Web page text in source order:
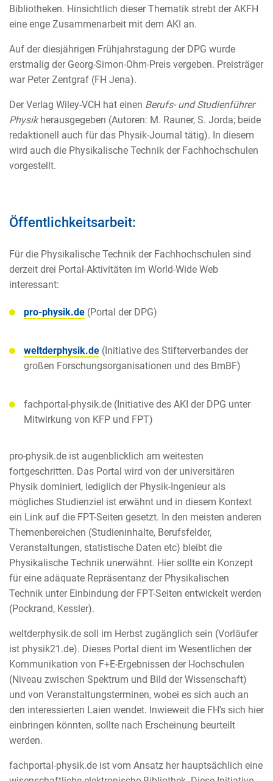
Bibliotheken. Hinsichtlich dieser Thematik strebt der AKFH
eine enge Zusammenarbeit mit dem AKI an.
Auf der diesjährigen Frühjahrstagung der DPG wurde
erstmalig der Georg-Simon-Ohm-Preis vergeben. Preisträger
war Peter Zentgraf (FH Jena).
Der Verlag Wiley-VCH hat einen Berufs- und Studienführer
Physikherausgegeben (Autoren: M. Rauner, S. Jorda; beide
redaktionell auch für das Physik-Journal tätig). In diesem
wird auch die Physikalische Technik der Fachhochschulen
vorgestellt.
Öffentlichkeitsarbeit:
Für die Physikalische Technik der Fachhochschulen sind
derzeit drei Portal-Aktivitäten im World-Wide Web
interessant:
pro-physik.de (Portal der DPG)
weltderphysik.de (Initiative des Stifterverbandes der
großen Forschungsorganisationen und des BmBF)
fachportal-physik.de (Initiative des AKI der DPG unter
Mitwirkung von KFP und FPT)
pro-physik.de ist augenblicklich am weitesten
fortgeschritten. Das Portal wird von der universitären
Physik dominiert, lediglich der Physik-Ingenieur als
mögliches Studienziel ist erwähnt und in diesem Kontext
ein Link auf die FPT-Seiten gesetzt. In den meisten anderen
Themenbereichen (Studieninhalte, Berufsfelder,
Veranstaltungen, statistische Daten etc) bleibt die
Physikalische Technik unerwähnt. Hier sollte ein Konzept
für eine adäquate Repräsentanz der Physikalischen
Technik unter Einbindung der FPT-Seiten entwickelt werden
(Pockrand, Kessler).
weltderphysik.de soll im Herbst zugänglich sein (Vorläufer
ist physik21.de). Dieses Portal dient im Wesentlichen der
Kommunikation von F+E-Ergebnissen der Hochschulen
(Niveau zwischen Spektrum und Bild der Wissenschaft)
und von Veranstaltungsterminen, wobei es sich auch an
den interessierten Laien wendet. Inwieweit die FH's sich hier
einbringen könnten, sollte nach Erscheinung beurteilt
werden.
fachportal-physik.de ist vom Ansatz her hauptsächlich eine